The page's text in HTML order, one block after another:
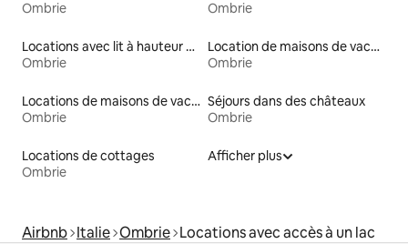
Ombrie
Ombrie
Locations avec lit à hauteur adaptée
Ombrie
Location de maisons de vacances
Ombrie
Locations de maisons de vacances
Ombrie
Séjours dans des châteaux
Ombrie
Locations de cottages
Ombrie
Afficher plus
Airbnb Italie Ombrie Locations avec accès à un lac